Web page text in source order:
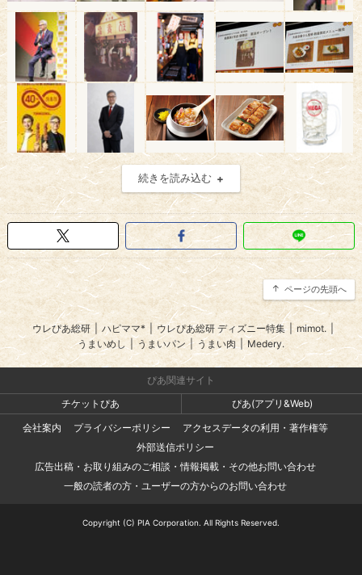
続きを読み込む
ページの先頭へ
ウレぴあ総研 ハピママ* ウレぴあ総研 ディズニー特集 mimot.
うまいめし
うまいパン | うまい肉 Medery.
ぴあ関連サイト
チケットぴあ
ぴあ(アプリ&Web)
会社案内
プライバシーポリシー
アクセスデータの利用・著作権等
外部送信ポリシー
広告出稿・お取り組みのご相談・情報掲載・その他お問い合わせ
一般の読者の方・ユーザーの方からのお問い合わせ
Copyright (C) PIA Corporation. All Rights Reserved.